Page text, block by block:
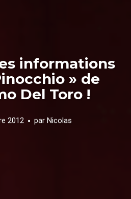
informations
» de
Del Toro !
2012 par Nicolas